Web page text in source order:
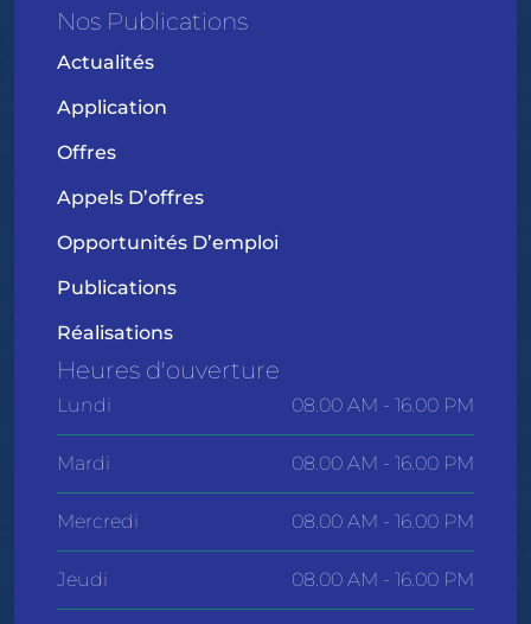
Nos Publications
Actualités
Application
Offres
Appels D’offres
Opportunités D’emploi
Publications
Réalisations
Heures d'ouverture
Lundi 08.00 AM - 16.00 PM
Mardi 08.00 AM - 16.00 PM
Mercredi 08.00 AM - 16.00 PM
Jeudi 08.00 AM - 16.00 PM